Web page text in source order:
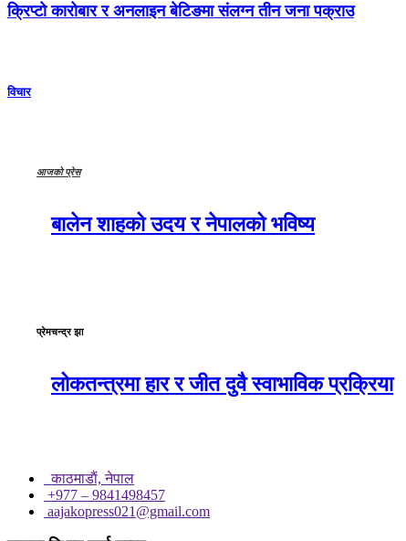
क्रिप्टो कारोबार र अनलाइन बेटिङमा संलग्न तीन जना पक्राउ
विचार
आजको प्रेस
बालेन शाहको उदय र नेपालको भविष्य
प्रेमचन्द्र झा
लोकतन्त्रमा हार र जीत दुवै स्वाभाविक प्रक्रिया
काठमाडाैं, नेपाल
+977 – 9841498457
aajakopress021@gmail.com